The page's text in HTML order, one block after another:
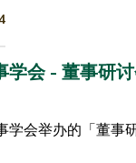
学会 - 董事研
学会举办的「董事